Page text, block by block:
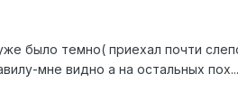
было темно( приехал почти
мне видно а на остальных пох...